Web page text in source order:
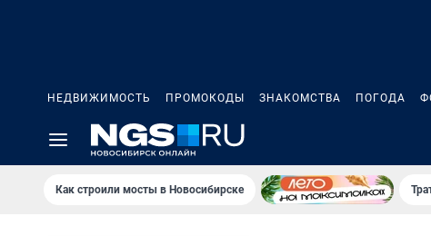
НЕДВИЖИМОСТЬ ПРОМОКОДЫ ЗНАКОМСТВА ПОГОДА
Как строили мосты в Новосибирске